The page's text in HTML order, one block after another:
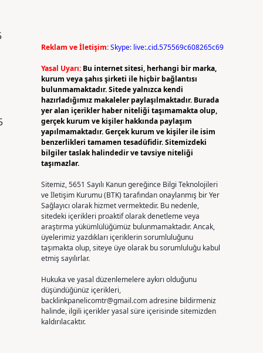
Reklam ve İletişim:Skype: live:.cid.575569c608265c69
Yasal Uyarı: Bu internet sitesi, herhangi bir marka,
kurum veya şahıs şirketi ile hiçbir bağlantısı
bulunmamaktadır. Sitede yalnızca kendi
hazırladığımız makaleler paylaşılmaktadır. Burada
yer alan içerikler haber niteliği taşımamakta olup,
gerçek kurum ve kişiler hakkında paylaşım
yapılmamaktadır. Gerçek kurum ve kişiler ile isim
benzerlikleri tamamen tesadüfidir. Sitemizdeki
bilgiler taslak halindedir ve tavsiye niteliği
taşımazlar.
Sitemiz, 5651 Sayılı Kanun gereğince Bilgi Teknolojileri
ve İletişim Kurumu (BTK) tarafından onaylanmış bir Yer
Sağlayıcı olarak hizmet vermektedir. Bu nedenle,
sitedeki içerikleri proaktif olarak denetleme veya
araştırma yükümlülüğümüz bulunmamaktadır. Ancak,
üyelerimiz yazdıkları içeriklerin sorumluluğunu
taşımakta olup, siteye üye olarak bu sorumluluğu kabul
etmiş sayılırlar.
Hukuka ve yasal düzenlemelere aykırı olduğunu
düşündüğünüz içerikleri,
backlinkpanelicomtr@gmail.comadresine bildirmeniz
halinde, ilgili içerikler yasal süre içerisinde sitemizden
kaldırılacaktır.